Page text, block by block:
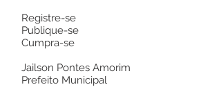
Registre-se
Publique-se
Cumpra-se
Jailson Pontes Amorim
Prefeito Municipal